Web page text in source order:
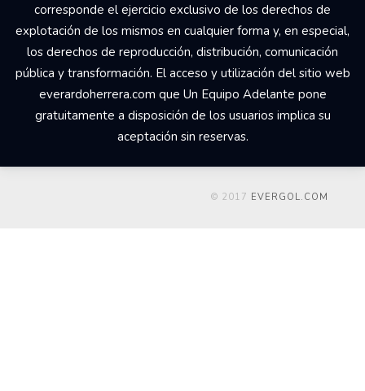
corresponde el ejercicio exclusivo de los derechos de
explotación de los mismos en cualquier forma y, en especial,
los derechos de reproducción, distribución, comunicación
pública y transformación. El acceso y utilización del sitio web
everardoherrera.com que Un Equipo Adelante pone
gratuitamente a disposición de los usuarios implica su
aceptación sin reservas.
© 2017 EVERGOL.COM